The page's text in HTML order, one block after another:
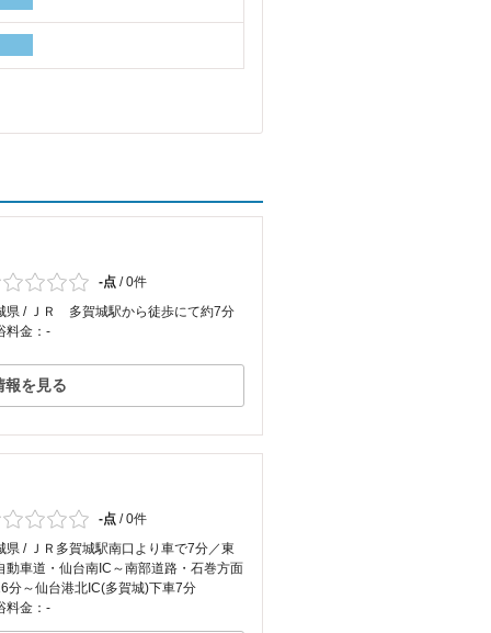
-点 /0件
県 / ＪＲ 多賀城駅から徒歩にて約7分
料金：-
報を見る
-点 /0件
県 / ＪＲ多賀城駅南口より車で7分／東
動車道・仙台南IC～南部道路・石巻方面
分～仙台港北IC(多賀城)下車7分
料金：-